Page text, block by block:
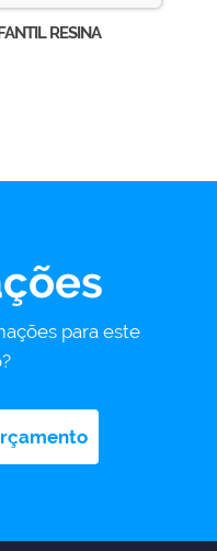
RESINA
para este